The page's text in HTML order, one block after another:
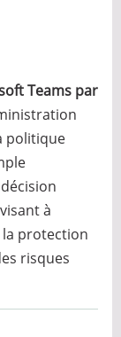
Teams par
politique
à
la protection
risques